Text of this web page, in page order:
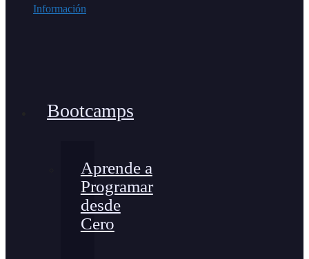
Información
Bootcamps
Aprende a
Programar
desde
Cero